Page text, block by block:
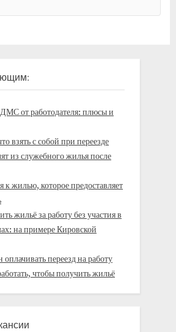
от работодателя: плюсы и
взять с собой при переезде
из служебного жилья после
к жилью, которое предоставляет
жильё за работу без участия в
на примере Кировской
переезд на работу
чтобы получить жильё